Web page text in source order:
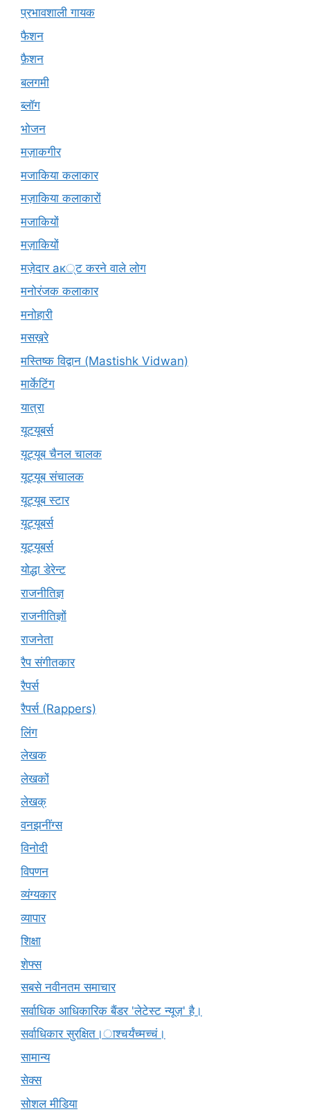
प्रभावशाली गायक
फैशन
फ़ैशन
बलगमी
ब्लॉग
भोजन
मज़ाकगीर
मजाकिया कलाकार
मज़ाकिया कलाकारों
मजाकियों
मज़ाकियों
मज़ेदार ак्ट करने वाले लोग
मनोरंजक कलाकार
मनोहारी
मसख़रे
मस्तिष्क विद्वान (Mastishk Vidwan)
मार्केटिंग
यात्रा
यूटयूबर्स
यूट्यूब चैनल चालक
यूट्यूब संचालक
यूट्यूब स्टार
यूट्‍यूबर्स
यूट्यूबर्स
योद्धा डेरेन्ट
राजनीतिज्ञ
राजनीतिज्ञों
राजनेता
रैप संगीतकार
रैपर्स
रैपर्स (Rappers)
लिंग
लेखक
लेखकों
लेखक्
वनझनींग्स
विनोदी
विपणन
व्यंग्यकार
व्यापार
शिक्षा
शेफ्स
सबसे नवीनतम समाचार
सर्वाधिक आधिकारिक बैंडर 'लेटेस्ट न्यूज़' है।
सर्वाधिकार सुरक्षित।ाश्चर्यंच्मच्चं।
सामान्य
सेक्स
सोशल मीडिया